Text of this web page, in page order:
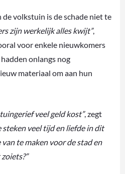
volkstuin is de schade niet te
zijn werkelijk alles kwijt”,
voor enkele nieuwkomers
onlangs nog
materiaal om aan hun
veel geld kost”, zegt
steken veel tijd en liefde in dit
te maken voor de stad en